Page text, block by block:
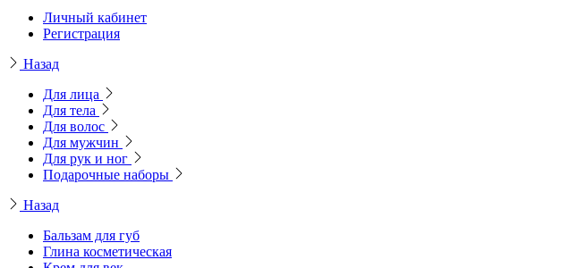
Личный кабинет
Регистрация
Назад
Для лица
Для тела
Для волос
Для мужчин
Для рук и ног
Подарочные наборы
Назад
Бальзам для губ
Глина косметическая